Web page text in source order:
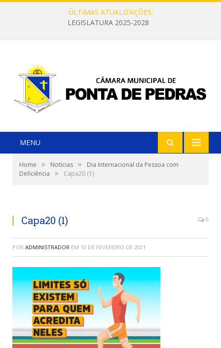
ÚLTIMAS ATUALIZAÇÕES:
LEGISLATURA 2025-2028
MENU
Home » Notícias »
Dia Internacional da Pessoa com
Deficiência
» Capa20 (1)
Capa20 (1) 0
POR ADMINISTRADOR EM 10 DE FEVEREIRO DE 2021